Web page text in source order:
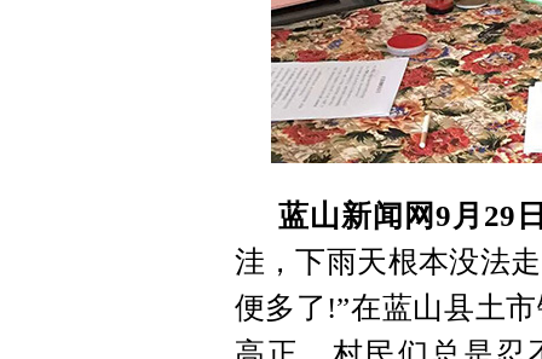
蓝山新闻网9月29
洼，下雨天根本没法
便多了!”在蓝山县土